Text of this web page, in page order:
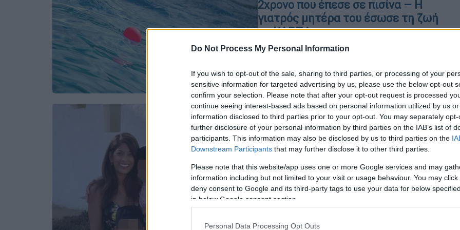
Do Not Process My Personal Information
If you wish to opt-out of the sale, sharing to third parties, or processing of your
sensitive information for targeted advertising by us, please use the below opt-out
confirm your selection. Please note that after your opt-out request is processed
continue seeing interest-based ads based on personal information utilized by us
information disclosed to third parties prior to your opt-out. You may separately
further disclosure of your personal information by third parties on the IAB’s list of
participants. This information may also be disclosed by us to third parties on the
Downstream Participants that may further disclose it to other third parties.
Please note that this website/app uses one or more Google services and may
information including but not limited to your visit or usage behaviour. You may
deny consent to Google and its third-party tags to use your data for below
in below Google consent section.
Personal Data Processing Opt Outs
2χρονο που έπεσε σε πισίνα – Η
γιατρός μητέρα του έσωσε τη ζωή
με ΚΑΡΠΑ
Οι γιατροί χαρακτηρίζουν τις
Κόσμος|08.07.2026 07:55
Σύζυγος και παιδιά επανενώθηκαν
με πατέρα που έριξε το
αυτοκίνητο σε γκρεμό 90 μέτρων
για να τους σκοτώσει
Γιατί ο 45χρονος Ντάμες Πατέλ
κρίθηκε αθώος από δικαστή για τρεις